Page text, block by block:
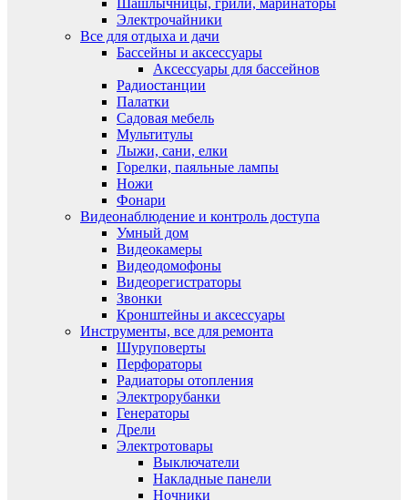
Шашлычницы, грили, маринаторы
Электрочайники
Все для отдыха и дачи
Бассейны и аксессуары
Аксессуары для бассейнов
Радиостанции
Палатки
Садовая мебель
Мультитулы
Лыжи, сани, елки
Горелки, паяльные лампы
Ножи
Фонари
Видеонаблюдение и контроль доступа
Умный дом
Видеокамеры
Видеодомофоны
Видеорегистраторы
Звонки
Кронштейны и аксессуары
Инструменты, все для ремонта
Шуруповерты
Перфораторы
Радиаторы отопления
Электрорубанки
Генераторы
Дрели
Электротовары
Выключатели
Накладные панели
Ночники